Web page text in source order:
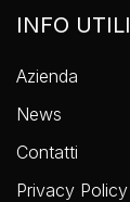
INFO UTILI
Azienda
News
Contatti
Privacy Policy